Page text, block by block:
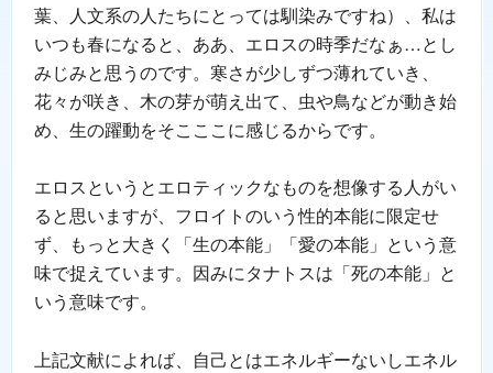
葉、人文系の人たちにとっては馴染みですね）、私は
いつも春になると、ああ、エロスの時季だなぁ…とし
みじみと思うのです。寒さが少しずつ薄れていき、
花々が咲き、木の芽が萌え出て、虫や鳥などが動き始
め、生の躍動をそこここに感じるからです。
エロスというとエロティックなものを想像する人がい
ると思いますが、フロイトのいう性的本能に限定せ
ず、もっと大きく「生の本能」「愛の本能」という意
味で捉えています。因みにタナトスは「死の本能」と
いう意味です。
上記文献によれば、自己とはエネルギーないしエネル